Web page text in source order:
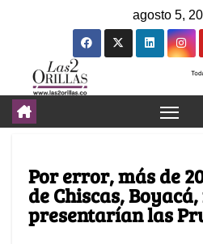
agosto 5,
Por error, más de
de Chiscas,
presentarían las